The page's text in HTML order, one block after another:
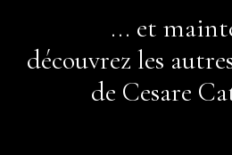
... et
découvrez les
de Cesare